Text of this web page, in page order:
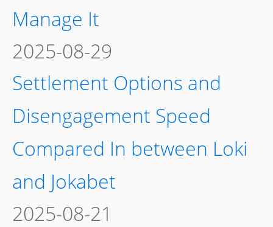
Manage It
2025-08-29
Settlement Options and
Disengagement Speed
Compared In between Loki
and Jokabet
2025-08-21